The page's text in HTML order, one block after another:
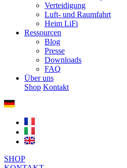
Verteidigung
Luft- und Raumfahrt
Heim LiFi
Ressourcen
Blog
Presse
Downloads
FAQ
Über uns
Shop Kontakt
SHOP